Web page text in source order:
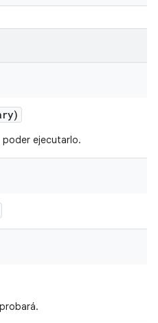
ejecutarlo.